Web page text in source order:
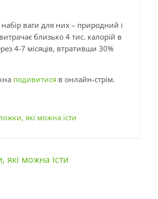
ваги для них – природний і
близько 4 тис. калорій в
4-7 місяців, втративши 30%
подивитися в онлайн-стрім.
які можна їсти
які можна їсти